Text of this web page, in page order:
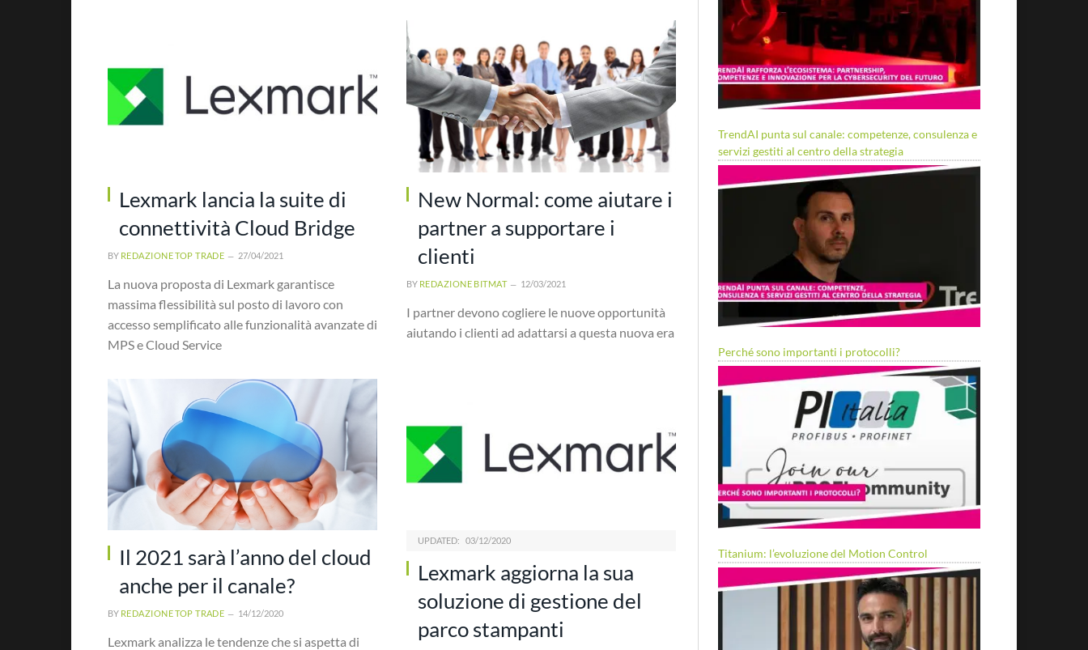
Lexmark lancia la suite di
connettività Cloud Bridge
BY REDAZIONE TOP TRADE 27/04/2021
La nuova proposta di Lexmark garantisce
massima flessibilità sul posto di lavoro con
accesso semplificato alle funzionalità avanzate di
MPS e Cloud Service
New Normal: come aiutare i
partner a supportare i
clienti
BY REDAZIONE BITMAT 12/03/2021
I partner devono cogliere le nuove opportunità
aiutando i clienti ad adattarsi a questa nuova era
Il 2021 sarà l’anno del cloud
anche per il canale?
BY REDAZIONE TOP TRADE 14/12/2020
Lexmark analizza le tendenze che si aspetta di
UPDATED: 03/12/2020
Lexmark aggiorna la sua
soluzione di gestione del
parco stampanti
TrendAI punta sul canale: competenze, consulenza e
servizi gestiti al centro della strategia
Perché sono importanti i protocolli?
Titanium: l’evoluzione del Motion Control